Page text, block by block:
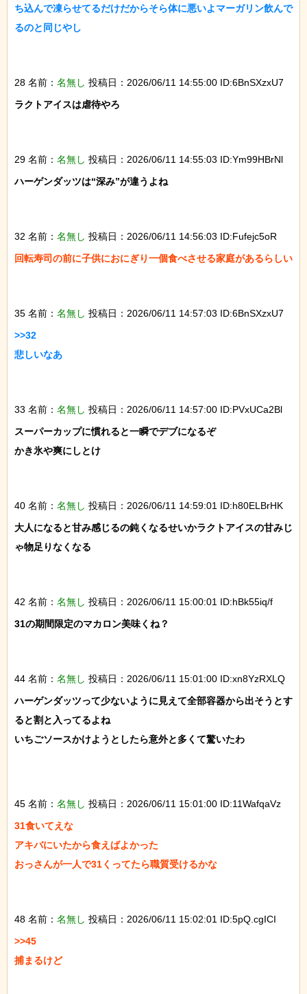
ち込んで凍らせてるだけだからそら体に悪いよマーガリン飲んで
るのと同じやし
28 名前： 名無し 投稿日：2026/06/11 14:55:00 ID:6BnSXzxU7
ラクトアイスは虐待やろ
29 名前： 名無し 投稿日：2026/06/11 14:55:03 ID:Ym99HBrNl
ハーゲンダッツは“深み”が違うよね
32 名前： 名無し 投稿日：2026/06/11 14:56:03 ID:Fufejc5oR
回転寿司の前に子供におにぎり一個食べさせる家庭があるらしい
35 名前： 名無し 投稿日：2026/06/11 14:57:03 ID:6BnSXzxU7
>>32
悲しいなあ
33 名前： 名無し 投稿日：2026/06/11 14:57:00 ID:PVxUCa2Bl
スーパーカップに慣れると一瞬でデブになるぞ
かき氷や爽にしとけ
40 名前： 名無し 投稿日：2026/06/11 14:59:01 ID:h80ELBrHK
大人になると甘み感じるの鈍くなるせいかラクトアイスの甘みじ
ゃ物足りなくなる
42 名前： 名無し 投稿日：2026/06/11 15:00:01 ID:hBk55iq/f
31の期間限定のマカロン美味くね？
44 名前： 名無し 投稿日：2026/06/11 15:01:00 ID:xn8YzRXLQ
ハーゲンダッツって少ないように見えて全部容器から出そうとす
ると割と入ってるよね
いちごソースかけようとしたら意外と多くて驚いたわ
45 名前： 名無し 投稿日：2026/06/11 15:01:00 ID:11WafqaVz
31食いてえな
アキバにいたから食えばよかった
おっさんが一人で31くってたら職質受けるかな
48 名前： 名無し 投稿日：2026/06/11 15:02:01 ID:5pQ.cgICI
>>45
捕まるけど